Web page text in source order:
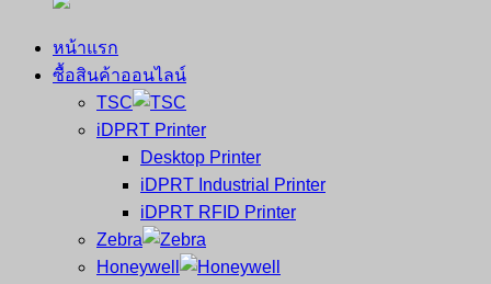
จำหน่าย
คอมพิวเตอร์
หน้าแรก
ซื้อสินค้าออนไลน์
TSC
iDPRT Printer
Desktop Printer
iDPRT Industrial Printer
iDPRT RFID Printer
Zebra
Honeywell